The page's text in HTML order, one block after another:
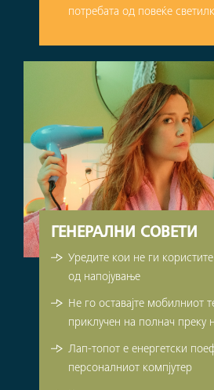
потребата од повеќе
ГЕНЕРАЛНИ СОВЕТИ
Уредите кои не ги користите
од напојување
Не го оставајте мобилниот
приклучен на полнач преку
Лап-топот е енергетски
персоналниот компјутер